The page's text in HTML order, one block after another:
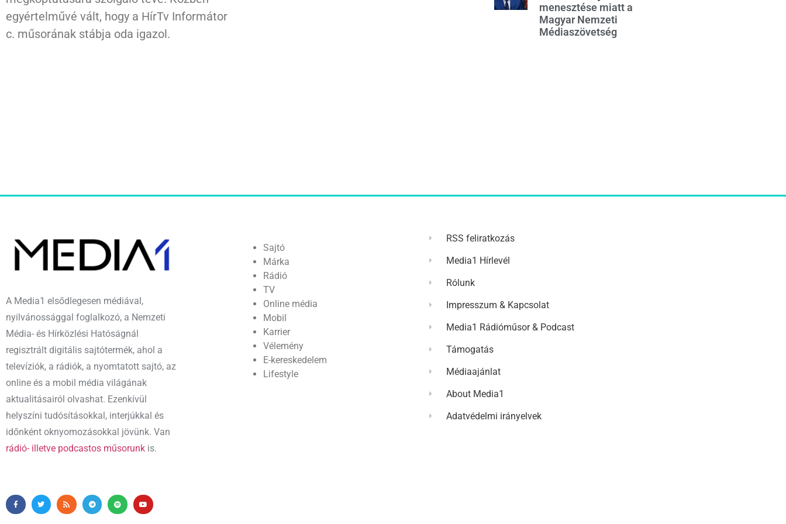
egyértelművé vált, hogy a HírTv Informátor
c. műsorának stábja oda igazol.
menesztése miatt a
Magyar Nemzeti
Médiaszövetség
A Media1 elsődlegesen médiával,
nyilvánossággal foglalkozó, a Nemzeti
Média- és Hírközlési Hatóságnál
regisztrált digitális sajtótermék, ahol a
televíziók, a rádiók, a nyomtatott sajtó, az
online és a mobil média világának
aktualitásairól olvashat. Ezenkívül
helyszíni tudósításokkal, interjúkkal és
időnként oknyomozásokkal jövünk. Van
rádió- illetve podcastos műsorunk is.
Sajtó
Márka
Rádió
TV
Online média
Mobil
Karrier
Vélemény
E-kereskedelem
Lifestyle
RSS feliratkozás
Media1 Hírlevél
Rólunk
Impresszum & Kapcsolat
Media1 Rádióműsor & Podcast
Támogatás
Médiaajánlat
About Media1
Adatvédelmi irányelvek